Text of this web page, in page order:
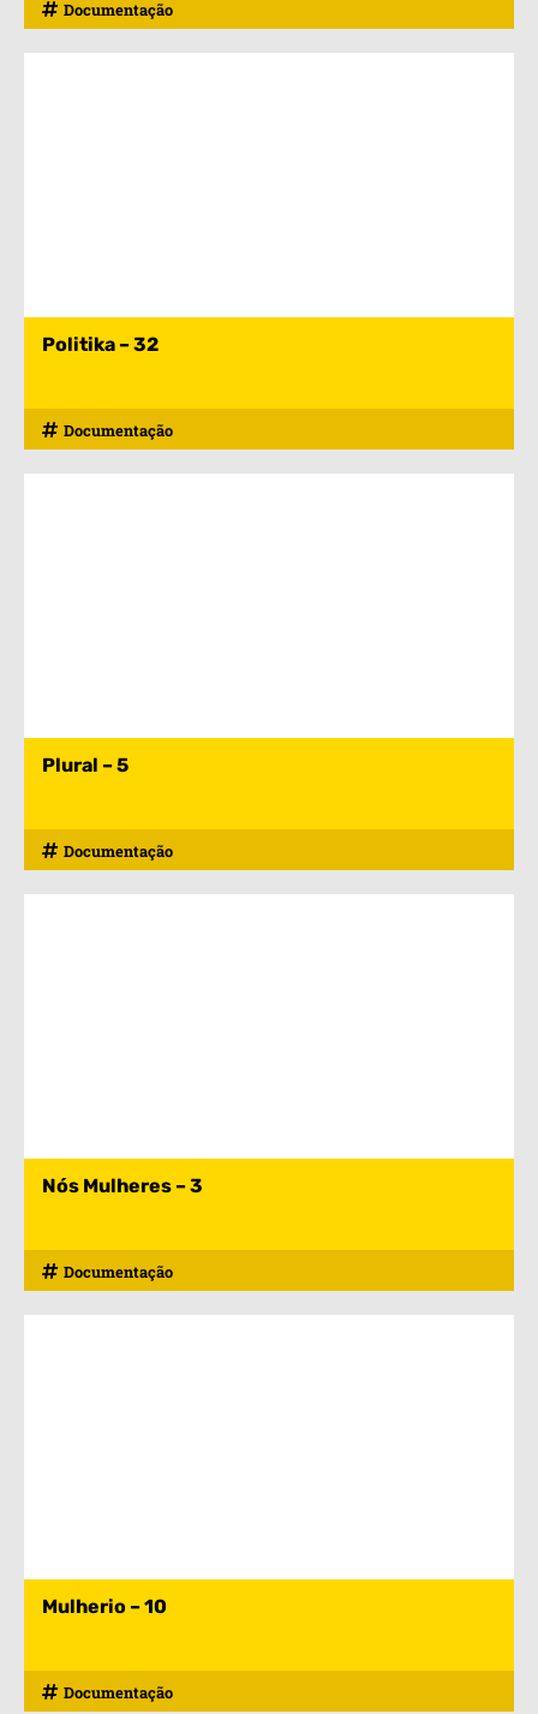
Documentação
Politika – 32
Documentação
Plural – 5
Documentação
Nós Mulheres – 3
Documentação
Mulherio – 10
Documentação